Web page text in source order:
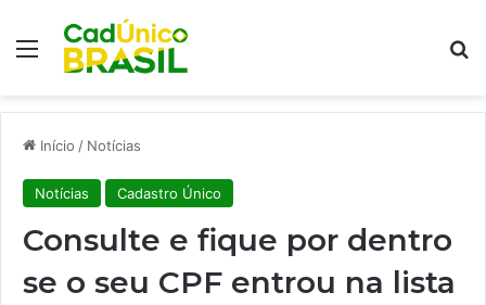
Menu
Início / Notícias
Notícias Cadastro Único
Consulte e fique por dentro
se o seu CPF entrou na lista